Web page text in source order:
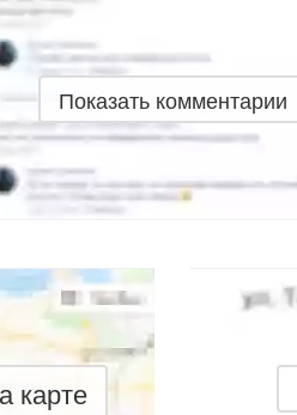
Показать комментарии
карте